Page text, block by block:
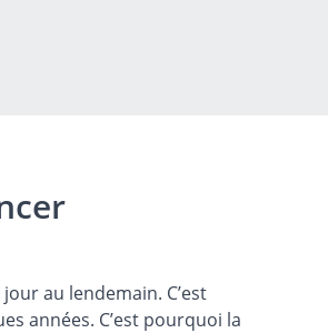
au lendemain. C’est
années. C’est pourquoi la